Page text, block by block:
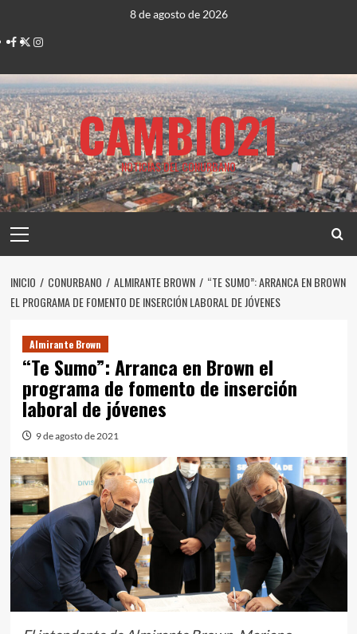
contenido
8 de agosto de 2026
Facebook
TwitterInstagram
CAMBIO21
NOTICIAS DEL CONURBANO
principal
INICIO CONURBANO ALMIRANTE BROWN
“TE SUMO”: ARRANCA EN BROWN
EL PROGRAMA DE FOMENTO DE INSERCIÓN LABORAL DE JÓVENES
Almirante Brown
“Te Sumo”: Arranca en Brown el
programa de fomento de inserción
laboral de jóvenes
9 de agosto de 2021